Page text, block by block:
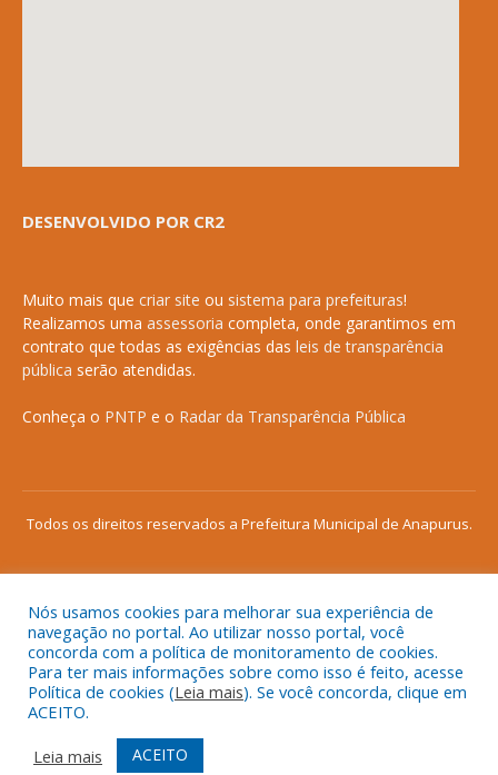
DESENVOLVIDO POR CR2
Muito mais que criar site ou sistema para prefeituras!
Realizamos uma assessoria completa, onde garantimos em
contrato que todas as exigências das leis de transparência
pública serão atendidas.
Conheça o PNTP e o Radar da Transparência Pública
Todos os direitos reservados a Prefeitura Municipal de Anapurus.
Mapa do Site
Acessar Área Administrativa
Acessar o Webmail
Nós usamos cookies para melhorar sua experiência de
navegação no portal. Ao utilizar nosso portal, você
concorda com a política de monitoramento de cookies.
Para ter mais informações sobre como isso é feito, acesse
Política de cookies (Leia mais). Se você concorda, clique em
ACEITO.
Leia mais
ACEITO